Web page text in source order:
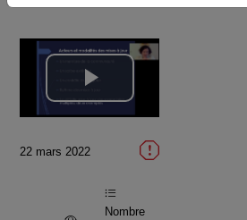
Lire
la
vidéo
22 mars 2022
Nombre